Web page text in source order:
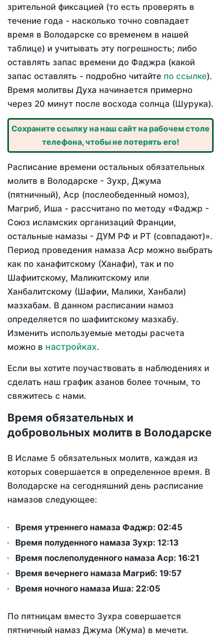
зрительной фиксацией (то есть проверять в
течение года - насколько точно совпадает
время в Володарске со временем в нашей
таблице) и учитывать эту погрешность; либо
оставлять запас времени до Фаджра (какой
запас оставлять - подробно читайте по ссылке).
Время молитвы Духа начинается примерно
через 20 минут после восхода солнца (Шурука).
Сохраните ссылку на наш сайт на рабочем столе
телефона, чтобы не потерять его!
Расписание времени остальных обязательных
молитв в Володарске - Зухр, Джума
(пятничный), Аср (послеобеденный номоз),
Магриб, Иша - рассчитано по методу «Фаджр -
Союз исламских организаций Франции,
остальные намазы - ДУМ РФ и РТ (совпадают)».
Период проведения намаза Аср можно выбрать
как по ханафитскому (Ханафи), так и по
Шафиитскому, Маликитскому или
Ханбалитскому (Шафии, Малики, Ханбали)
мазхабам. В данном расписании намоз
определяется по шафиитскому мазхабу.
Изменить используемые методы расчета
можно в настройках.
Если вы хотите поучаствовать в наблюдениях и
сделать наш график азанов более точным, то
свяжитесь с нами.
Время обязательных и
добровольных молитв в Володарске
В Исламе 5 обязательных молитв, каждая из
которых совершается в определенное время. В
Володарске на сегодняшний день расписание
намазов следующее:
Время утреннего намаза Фаджр: 02:45
Время полуденного намаза Зухр: 12:13
Время послеполуденного намаза Аср: 16:21
Время вечернего намаза Магриб: 19:57
Время ночного намаза Иша: 22:05
По пятницам вместо Зухра совершается
пятничный намаз Джума (Жума) в мечети.